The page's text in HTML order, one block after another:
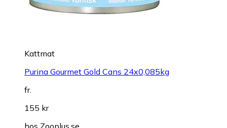
Kattmat
Purina Gourmet Gold Cans 24x0,085kg
fr.
155 kr
hos Zooplus.se